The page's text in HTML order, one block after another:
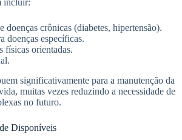
incluir:
doenças crônicas (diabetes, hipertensão).
doenças específicas.
físicas orientadas.
significativamente para a manutenção da
muitas vezes reduzindo a necessidade de
no futuro.
Disponíveis